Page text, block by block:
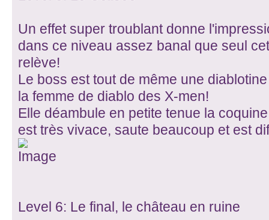
Un effet super troublant donne
dans ce niveau assez banal que seul
relève!
Le boss est tout de même une
la femme de diablo des X-men!
Elle déambule en petite tenue la
est très vivace, saute beaucoup et est
Level 6: Le final, le château en ruine